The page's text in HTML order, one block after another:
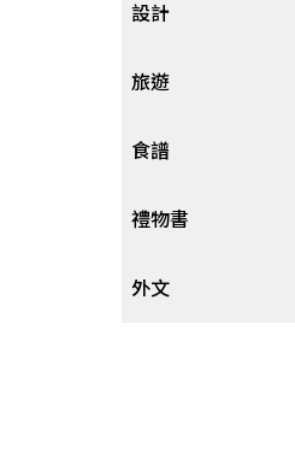
職場工作術
棋藝桌遊
寵物
時尚、瘦身、芳療
戲劇、舞蹈
動腦解謎
遊戲書
英語書
教育教養
人際關係
生老病死
圖文繪本
限制級漫畫
中文文學
中文詩詞
武俠小說
奇幻恐佈小說
推理小說
設計
藝術設計
居家佈置
建築工藝
園藝
旅遊
台灣
中港澳
日韓
食譜
中式
西式
禮物書
外文